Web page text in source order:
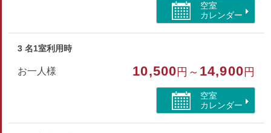
空室
カレンダー
3 名1室利用時
お一人様 10,500 円～ 14,900 円
空室
カレンダー